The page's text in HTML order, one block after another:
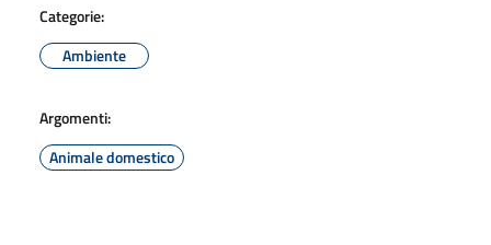
Categorie:
Ambiente
Argomenti:
Animale domestico